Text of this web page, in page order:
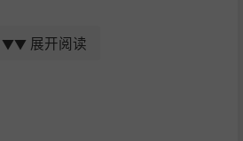
▼▼ 展开阅读